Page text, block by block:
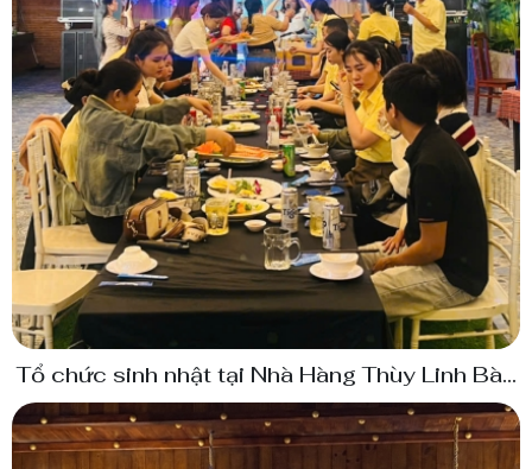
Tổ chức sinh nhật tại Nhà Hàng Thùy Linh Bàu
Bàng Bình Dương